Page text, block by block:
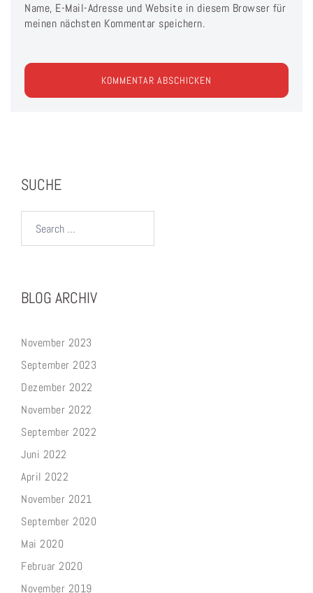
Name, E-Mail-Adresse und Website in diesem Browser für
meinen nächsten Kommentar speichern.
SUCHE
BLOG ARCHIV
November 2023
September 2023
Dezember 2022
November 2022
September 2022
Juni 2022
April 2022
November 2021
September 2020
Mai 2020
Februar 2020
November 2019